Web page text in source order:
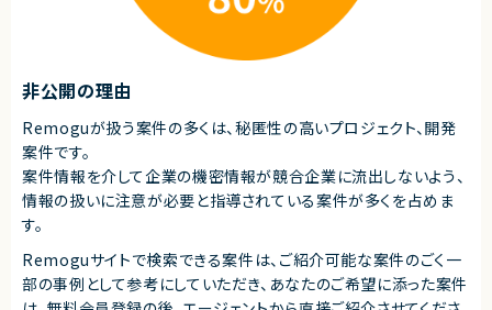
・与えられたテーマを要件化し、設計〜実装・テストまで自走できる能力
・技術課題に対し主体的に検討・判断し解決へ導けること
・コードレビュー経験、リリース品質まで引き上げるスキル
・利害関係者との円滑なコミュニケーション力
・内製体制下で能動的に動けるマインド
■尚可スキル
・大規模トラフィックを捌くバックエンド開発経験
・EC/オンデマンド配送系ドメインの知識
・クラウド（AWS/GCP/Azure）を用いたAPI基盤の構築・運用経験
・モバイルアプリ連携バックエンド（REST/GraphQL）の設計経験
・スクラムなどアジャイル開発でのリード経験
・主体的に課題解決へ取り組める方
・チームや関係者と円滑にコミュニケーションできる方
・品質向上に責任感を持って取り組める方
非公開の理由
Remoguが扱う案件の多くは、秘匿性の高いプロジェクト、開発
案件です。
案件情報を介して企業の機密情報が競合企業に流出しないよう、
情報の扱いに注意が必要と指導されている案件が多くを占めま
す。
Remoguサイトで検索できる案件は、ご紹介可能な案件のごく一
部の事例として参考にしていただき、 あなたのご希望に添った案件